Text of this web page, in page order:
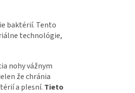
baktérií. Tento
technológie,
nohy vážnym
že chránia
a plesní. Tieto